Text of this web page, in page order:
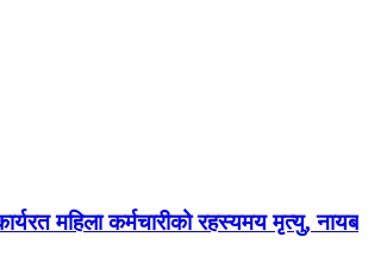
महिला कर्मचारीको रहस्यमय मृत्यु, नायब